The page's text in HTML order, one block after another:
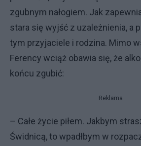
zgubnym nałogiem. Jak
stara się wyjść z uzależnienia, a
tym przyjaciele i rodzina. Mimo
Ferency wciąż obawia się, że
końcu zgubić:
Reklama
– Całe życie piłem. Jakbym
Świdnicą, to wpadłbym w